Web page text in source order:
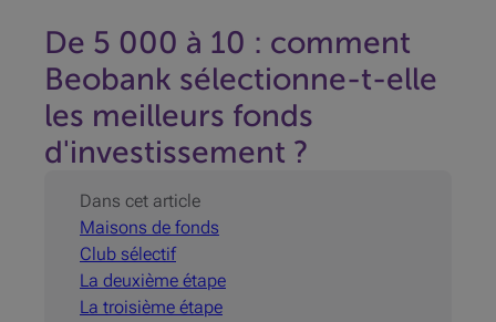
De 5 000 à 10 : comment
Beobank sélectionne-t-elle
les meilleurs fonds
d'investissement ?
Dans cet article
Maisons de fonds
Club sélectif
La deuxième étape
La troisième étape